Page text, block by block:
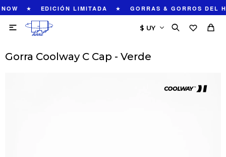
★ EDICIÓN LIMITADA ★ GORRAS & GORROS DEL

Gorra Coolway C Cap - Verde